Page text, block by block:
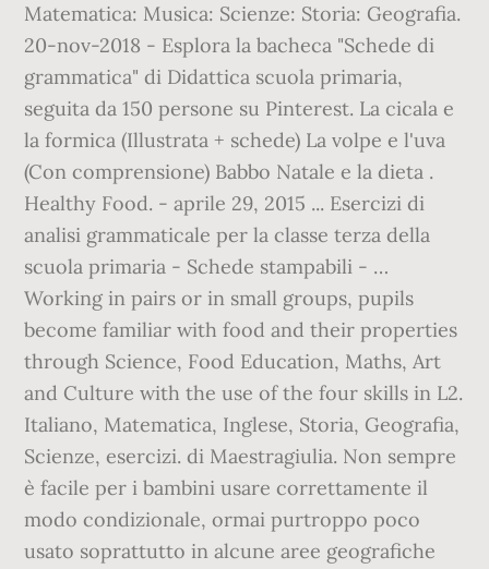
Matematica: Musica: Scienze: Storia: Geografia.
20-nov-2018 - Esplora la bacheca "Schede di
grammatica" di Didattica scuola primaria,
seguita da 150 persone su Pinterest. La cicala e
la formica (Illustrata + schede) La volpe e l'uva
(Con comprensione) Babbo Natale e la dieta .
Healthy Food. - aprile 29, 2015 ... Esercizi di
analisi grammaticale per la classe terza della
scuola primaria - Schede stampabili - …
Working in pairs or in small groups, pupils
become familiar with food and their properties
through Science, Food Education, Maths, Art
and Culture with the use of the four skills in L2.
Italiano, Matematica, Inglese, Storia, Geografia,
Scienze, esercizi. di Maestragiulia. Non sempre
è facile per i bambini usare correttamente il
modo condizionale, ormai purtroppo poco
usato soprattutto in alcune aree geografiche